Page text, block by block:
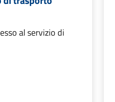
al servizio di